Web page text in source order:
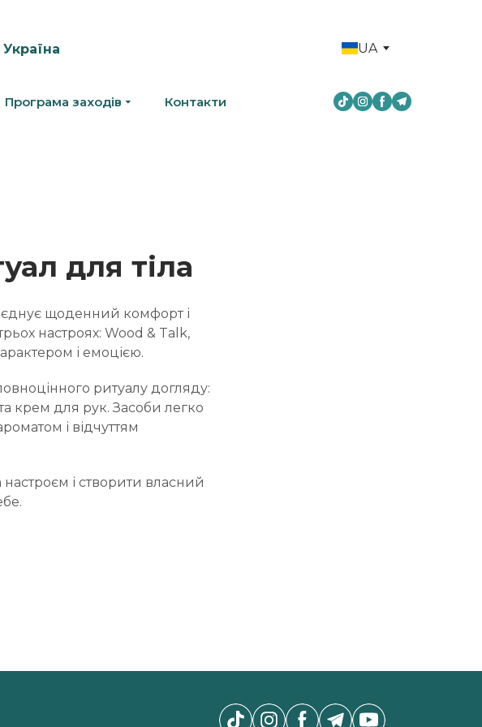
Програма заходів Контакти
UA
для тіла
щоденний комфорт і
настроях: Wood & Talk,
і емоцією.
ритуалу догляду:
крем для рук. Засоби легко
і відчуттям
і створити власний